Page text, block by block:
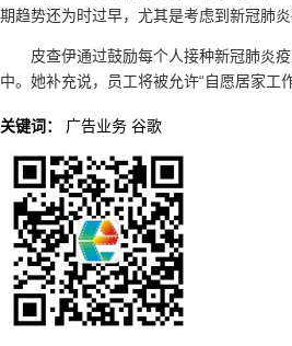
期趋势还为时过早，尤其是考虑到新冠肺炎
皮查伊通过鼓励每个人接种新冠肺炎
中。她补充说，员工将被允许“自愿居家工
关键词： 广告业务 谷歌